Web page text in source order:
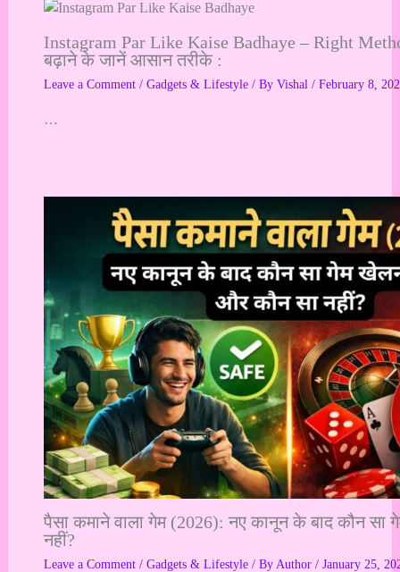
Instagram Par Like Kaise Badhaye – Right
बढ़ाने के जानें आसान तरीके :
Leave a Comment / Gadgets & Lifestyle/ By Vishal / February 8,
…
पैसा कमाने वाला गेम (2026): नए कानून के बाद कौन सा
नहीं?
Leave a Comment / Gadgets & Lifestyle/ By Author / January 25,